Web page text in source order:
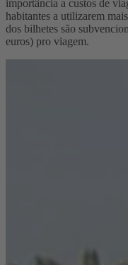
importância a custos de
habitantes a utilizarem
dos bilhetes são
euros) pro viagem.